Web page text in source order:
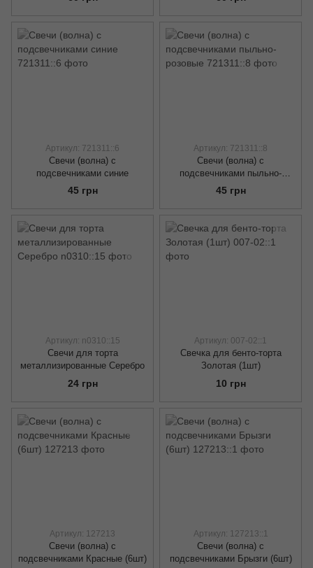
Артикул: 721311::6
Свечи (волна) с
подсвечниками синие
45 грн
Артикул: 721311::8
Свечи (волна) с
подсвечниками пыльно-
розовые
45 грн
Артикул: n0310::15
Свечи для торта
металлизированные Серебро
24 грн
Артикул: 007-02::1
Свечка для бенто-торта
Золотая (1шт)
10 грн
Артикул: 127213
Свечи (волна) с
подсвечниками Красные (6шт)
Артикул: 127213::1
Свечи (волна) с
подсвечниками Брызги (6шт)